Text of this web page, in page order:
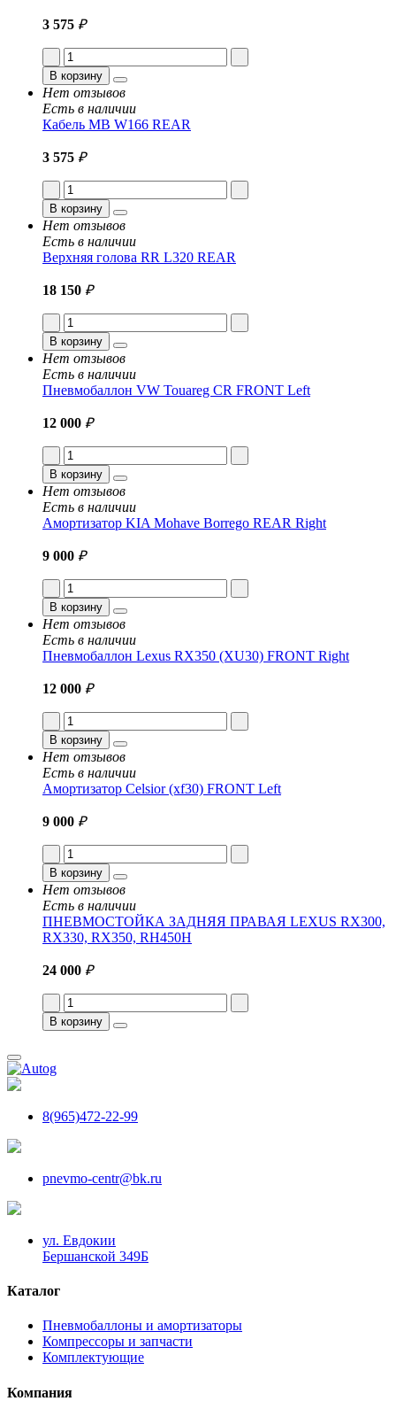
3 575 ₽
В корзину
Нет отзывов
Есть в наличии
Кабель MB W166 REAR
3 575 ₽
В корзину
Нет отзывов
Есть в наличии
Верхняя голова RR L320 REAR
18 150 ₽
В корзину
Нет отзывов
Есть в наличии
Пневмобаллон VW Touareg CR FRONT Left
12 000 ₽
В корзину
Нет отзывов
Есть в наличии
Амортизатор KIA Mohave Borrego REAR Right
9 000 ₽
В корзину
Нет отзывов
Есть в наличии
Пневмобаллон Lexus RX350 (XU30) FRONT Right
12 000 ₽
В корзину
Нет отзывов
Есть в наличии
Амортизатор Celsior (xf30) FRONT Left
9 000 ₽
В корзину
Нет отзывов
Есть в наличии
ПНЕВМОСТОЙКА ЗАДНЯЯ ПРАВАЯ LEXUS RX300,
RX330, RX350, RH450H
24 000 ₽
В корзину
8(965)472-22-99
pnevmo-centr@bk.ru
ул. Евдокии
Бершанской 349Б
Каталог
Пневмобаллоны и амортизаторы
Компрессоры и запчасти
Комплектующие
Компания